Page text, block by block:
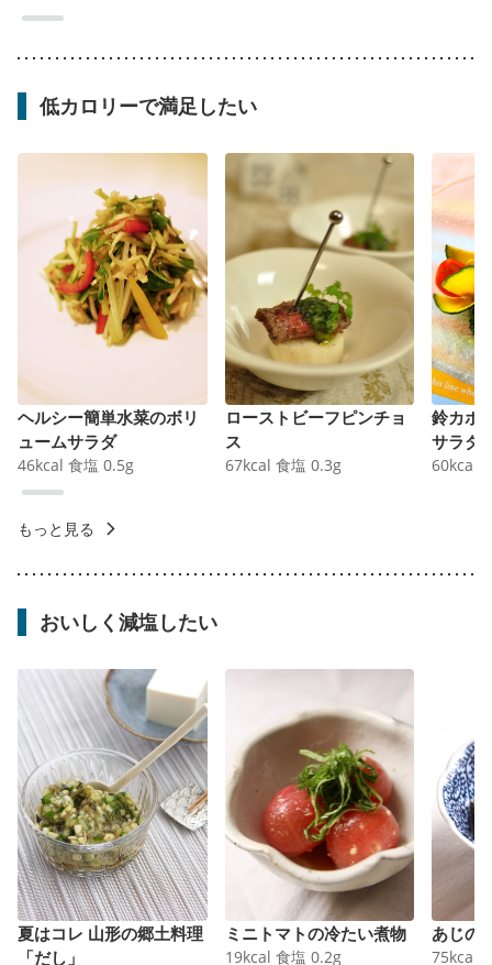
低カロリーで満足したい
ヘルシー簡単水菜のボリ
ュームサラダ
46kcal 食塩 0.5g
ローストビーフピンチョ
ス
67kcal 食塩 0.3g
鈴カボ
サラダ
60kcal
もっと見る
おいしく減塩したい
夏はコレ 山形の郷土料理
「だし」
ミニトマトの冷たい煮物
19kcal 食塩 0.2g
あじの
75kcal